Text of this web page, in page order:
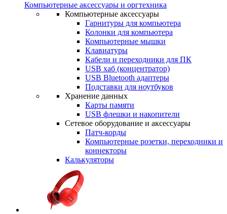
Компьютерные аксессуары и оргтехника
Компьютерные аксессуары
Гарнитуры для компьютера
Колонки для компьютера
Компьютерные мышки
Клавиатуры
Кабели и переходники для ПК
USB хаб (концентратор)
USB Bluetooth адаптеры
Подставки для ноутбуков
Хранение данных
Карты памяти
USB флешки и накопители
Сетевое оборудование и аксессуары
Патч-корды
Компьютерные розетки, переходники и
коннекторы
Калькуляторы